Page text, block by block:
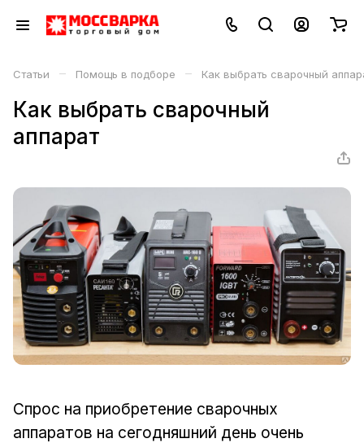
Статьи – Помощь в подборе – Как выбрать сварочный
Как выбрать сварочный
аппарат
Спрос на приобретение сварочных
аппаратов на сегодняшний день очень